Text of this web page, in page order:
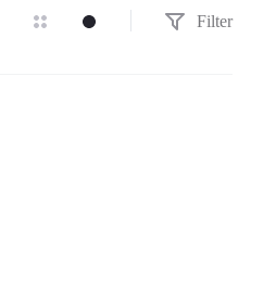
Filter